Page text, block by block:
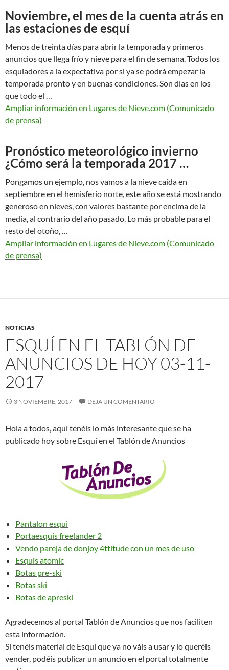
Noviembre, el mes de la cuenta atrás en
las estaciones de esquí
Menos de treinta días para abrir la temporada y primeros
anuncios que llega frío y nieve para el fin de semana. Todos los
esquiadores a la expectativa por si ya se podrá empezar la
temporada pronto y en buenas condiciones. Son días en los
que todo el …
Ampliar información en Lugares de Nieve.com (Comunicado
de prensa)
Pronóstico meteorológico invierno
¿Cómo será la temporada 2017 …
Pongamos un ejemplo, nos vamos a la nieve caída en
septiembre en el hemisferio norte, este año se está mostrando
generoso en nieves, con valores bastante por encima de la
media, al contrario del año pasado. Lo más probable para el
resto del otoño, …
Ampliar información en Lugares de Nieve.com (Comunicado
de prensa)
NOTICIAS
ESQUÍ EN EL TABLÓN DE
ANUNCIOS DE HOY 03-11-
2017
3 NOVIEMBRE, 2017 DEJA UN COMENTARIO
Hola a todos, aquí tenéis lo más interesante que se ha
publicado hoy sobre Esquí en el Tablón de Anuncios
Pantalon esqui
Portaesquis freelander 2
Vendo pareja de donjoy 4ttitude con un mes de uso
Esquis atomic
Botas pre-ski
Botas ski
Botas de apreski
Agradecemos al portal Tablón de Anuncios que nos faciliten
esta información.
Si tenéis material de Esquí que ya no váis a usar y lo queréis
vender, podéis publicar un anuncio en el portal totalmente